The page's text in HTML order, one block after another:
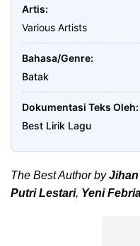
Artis
Various Artists
Bahasa/Genre
Batak
Dokumentasi Teks Oleh
Best Lirik Lagu
The Best Author by
Putri Lestari, Yeni